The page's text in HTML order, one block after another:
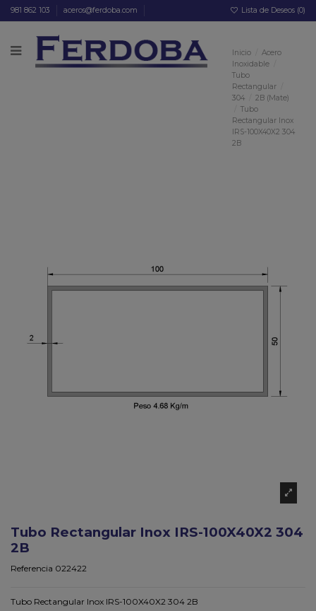
981 862 103 aceros@ferdoba.com Lista de Deseos (0)
Inicio
Acero
Inoxidable
Tubo
Rectangular
304
2B (Mate)
Tubo
Rectangular Inox
IRS-100X40X2 304
2B
Tubo Rectangular Inox IRS-100X40X2 304
2B
Referencia 022422
Tubo Rectangular Inox IRS-100X40X2 304 2B